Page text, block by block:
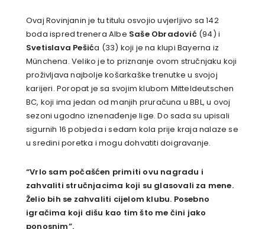
Ovaj Rovinjanin je tu titulu osvojio uvjerljivo sa 142
boda ispred trenera Albe Saše Obradović(94) i
Svetislava Pešića (33) koji je na klupi Bayerna iz
Münchena. Veliko je to priznanje ovom stručnjaku koji
proživljava najbolje košarkaške trenutke u svojoj
karijeri. Poropat je sa svojim klubom Mitteldeutschen
BC, koji ima jedan od manjih pruračuna u BBL, u ovoj
sezoni ugodno iznenađenje lige. Do sada su upisali
sigurnih 16 pobjeda i sedam kola prije kraja nalaze se
u sredini poretka i mogu dohvatiti doigravanje.
“Vrlo sam počašćen primiti ovu nagradu i
zahvaliti stručnjacima koji su glasovali za mene.
Želio bih se zahvaliti cijelom klubu. Posebno
igračima koji dišu kao tim što me čini jako
ponosnim”.